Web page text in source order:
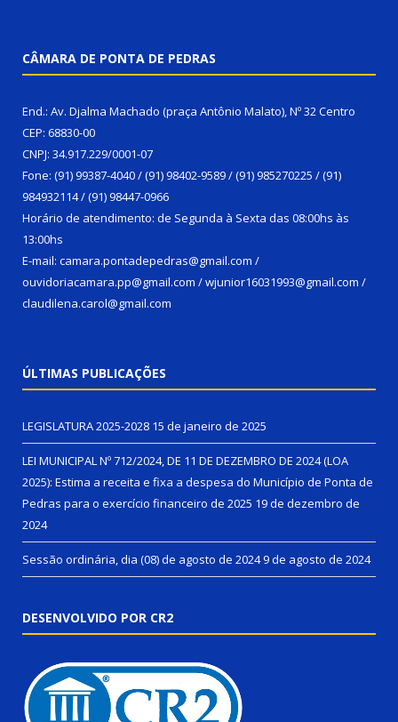
CÂMARA DE PONTA DE PEDRAS
End.: Av. Djalma Machado (praça Antônio Malato), Nº 32 Centro
CEP: 68830-00
CNPJ: 34.917.229/0001-07
Fone: (91) 99387-4040 / (91) 98402-9589 / (91) 985270225 / (91)
984932114 / (91) 98447-0966
Horário de atendimento: de Segunda à Sexta das 08:00hs às
13:00hs
E-mail: camara.pontadepedras@gmail.com /
ouvidoriacamara.pp@gmail.com / wjunior16031993@gmail.com /
claudilena.carol@gmail.com
ÚLTIMAS PUBLICAÇÕES
LEGISLATURA 2025-2028 15 de janeiro de 2025
LEI MUNICIPAL Nº 712/2024, DE 11 DE DEZEMBRO DE 2024 (LOA
2025): Estima a receita e fixa a despesa do Município de Ponta de
Pedras para o exercício financeiro de 2025 19 de dezembro de
2024
Sessão ordinária, dia (08) de agosto de 20249 de agosto de 2024
DESENVOLVIDO POR CR2